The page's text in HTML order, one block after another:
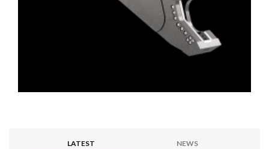
LATEST NEWS